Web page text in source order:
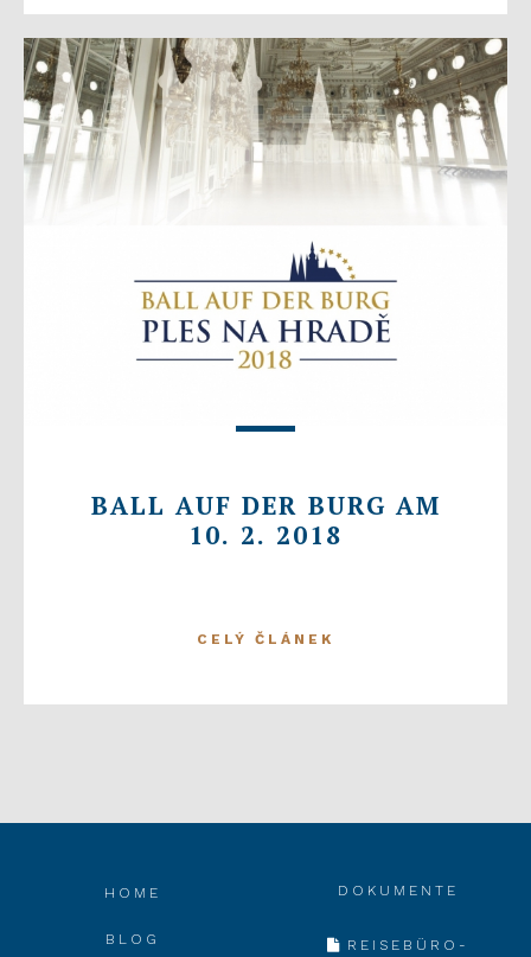
BALL AUF DER BURG AM
10. 2. 2018
CELÝ ČLÁNEK
HOME
BLOG
DOKUMENTE
REISEBÜRO-